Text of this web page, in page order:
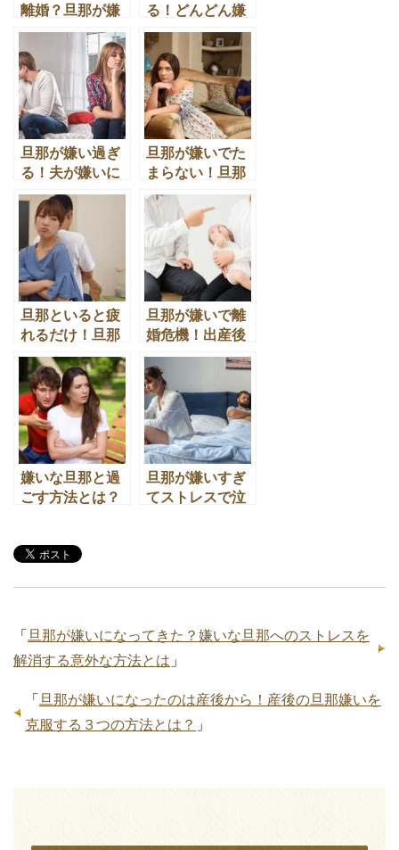
離婚？旦那が嫌
いでも離婚でき
ないときに準備
しておく秘策と
は
る！どんどん嫌
いになってスト
レスがたまる場
合の対処法
旦那が嫌い過ぎ
る！夫が嫌いに
なった理由と根
本的なきっかけ
とは
旦那が嫌いでた
まらない！旦那
の存在がストレ
スで全てにイラ
イラする場合の
意外な理由とは
旦那といると疲
れるだけ！旦那
が嫌いでイライ
ラし会話がなく
ても◯◯をやめ
るだけで解決
旦那が嫌いで離
婚危機！出産後
夫が嫌いで離婚
したい時に落ち
入りがちな間違
いとは？
嫌いな旦那と過
ごす方法とは？
方法
旦那が嫌いすぎ
てストレスで泣
「 旦那が嫌いになってきた？嫌いな旦那へのストレスを
解消する意外な方法とは 」
「 旦那が嫌いになったのは産後から！産後の旦那嫌いを
克服する３つの方法とは？ 」